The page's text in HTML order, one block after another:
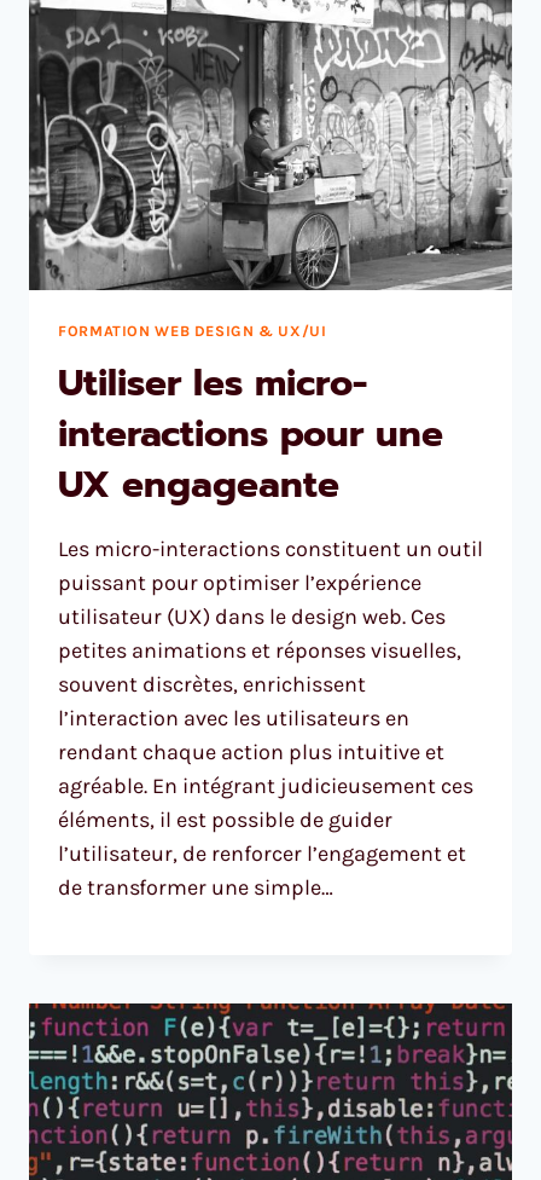
FORMATION WEB DESIGN & UX/UI
Utiliser les micro-
interactions pour une
UX engageante
Les micro-interactions constituent un outil
puissant pour optimiser l’expérience
utilisateur (UX) dans le design web. Ces
petites animations et réponses visuelles,
souvent discrètes, enrichissent
l’interaction avec les utilisateurs en
rendant chaque action plus intuitive et
agréable. En intégrant judicieusement ces
éléments, il est possible de guider
l’utilisateur, de renforcer l’engagement et
de transformer une simple…